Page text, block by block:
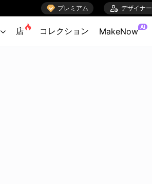
 プレミアム  デザイナー
 店 コレクション MakeNow AI